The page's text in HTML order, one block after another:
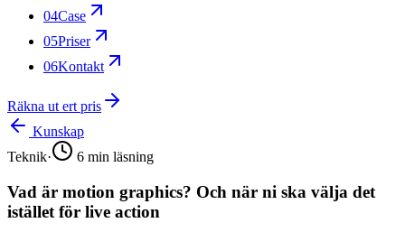
04Case
05Priser
06Kontakt
Räkna ut ert pris
Kunskap
Teknik· 6 min läsning
Vad är motion graphics? Och när ni ska välja det
istället för live action